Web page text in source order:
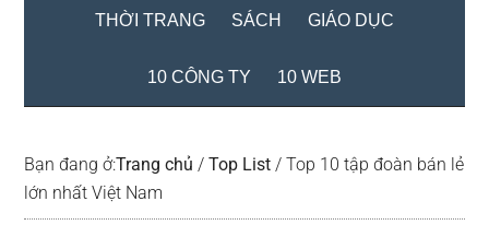
THỜI TRANG SÁCH GIÁO DỤC
10 CÔNG TY 10 WEB
Bạn đang ở:Trang chủ / Top List / Top 10 tập đoàn bán lẻ
lớn nhất Việt Nam